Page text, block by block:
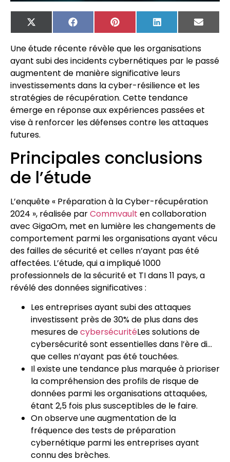
X
(Twitter)
FacebookPinterest LinkedIn
Email
Une étude récente révèle que les organisations
ayant subi des incidents cybernétiques par le passé
augmentent de manière significative leurs
investissements dans la cyber-résilience et les
stratégies de récupération. Cette tendance
émerge en réponse aux expériences passées et
vise à renforcer les défenses contre les attaques
futures.
Principales conclusions
de l’étude
L’enquête « Préparation à la Cyber-récupération
2024 », réalisée parCommvault en collaboration
avec GigaOm, met en lumière les changements de
comportement parmi les organisations ayant vécu
des failles de sécurité et celles n’ayant pas été
affectées. L’étude, qui a impliqué 1000
professionnels de la sécurité et TI dans 11 pays, a
révélé des données significatives :
Les entreprises ayant subi des attaques
investissent près de 30% de plus dans des
mesures decybersécuritéLes solutions de
cybersécurité sont essentielles dans l’ère di…
que celles n’ayant pas été touchées.
Il existe une tendance plus marquée à prioriser
la compréhension des profils de risque de
données parmi les organisations attaquées,
étant 2,5 fois plus susceptibles de le faire.
On observe une augmentation de la
fréquence des tests de préparation
cybernétique parmi les entreprises ayant
connu des brèches.